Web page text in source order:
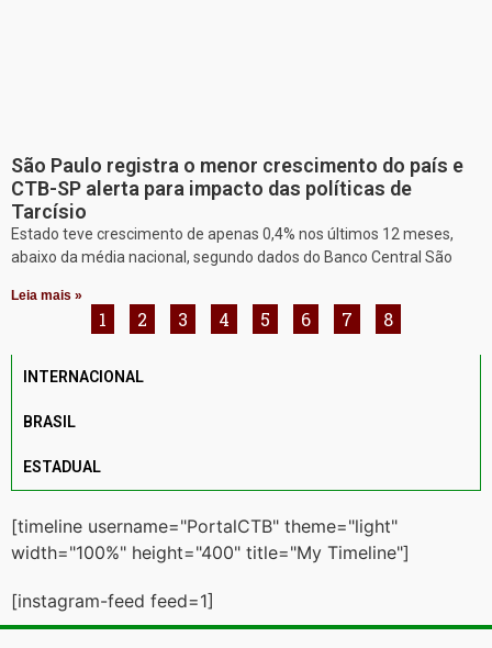
São Paulo registra o menor crescimento do país e
CTB-SP alerta para impacto das políticas de
Tarcísio
Estado teve crescimento de apenas 0,4% nos últimos 12 meses,
abaixo da média nacional, segundo dados do Banco Central São
Leia mais »
1 2 3 4 5 6 7 8
INTERNACIONAL
BRASIL
ESTADUAL
[timeline username="PortalCTB" theme="light"
width="100%" height="400" title="My Timeline"]
[instagram-feed feed=1]